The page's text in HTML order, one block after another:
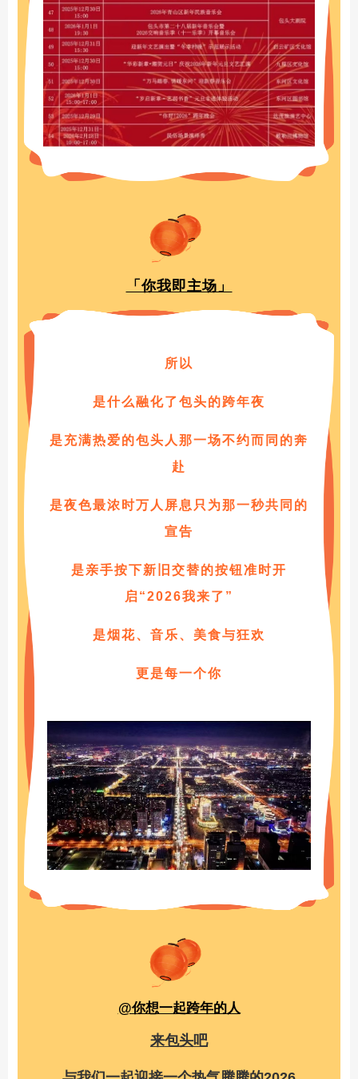
「你我即主场」
所以
是什么融化了包头的跨年夜
是充满热爱的包头人那一场不约而同的奔
赴
是夜色最浓时万人屏息只为那一秒共同的
宣告
是亲手按下新旧交替的按钮准时开
启“2026我来了”
是烟花、音乐、美食与狂欢
更是每一个你
@你想一起跨年的人
来包头吧